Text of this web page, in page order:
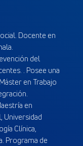
Docente en
del
. Posee una
en Trabajo
en
Universidad
Clínica,
Programa de